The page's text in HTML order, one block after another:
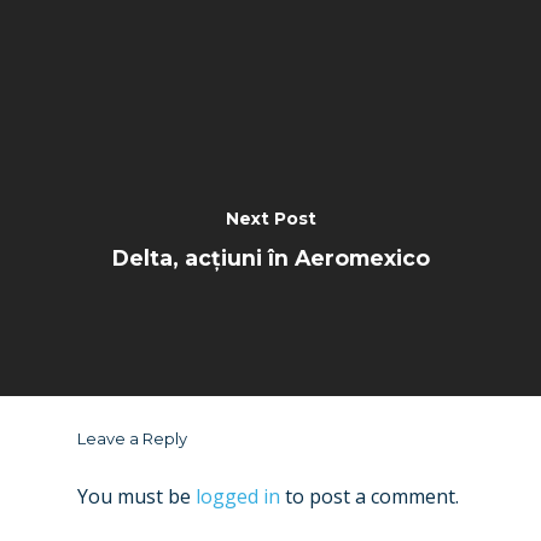
Next Post
Delta, acțiuni în Aeromexico
Leave a Reply
You must be logged in to post a comment.